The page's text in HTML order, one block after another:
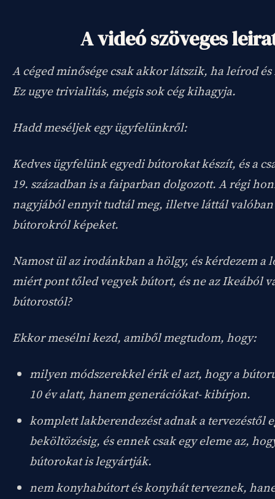
A videó szöveges
A céged minősége csak akkor látszik, ha leírod
Ez ugye trivialitás, mégis sok cég kihagyja.
Hadd meséljek egy ügyfelünkről:
Kedves ügyfelünk egyedi bútorokat készít, és a
19. században is a faiparban dolgozott. A régi
nagyjából ennyit tudtál meg, illetve láttál
bútorokról képeket.
Namost ül az irodánkban a hölgy, és kérdezem a
miért pont tőled vegyek bútort, és ne az Ikeából
bútorostól?
Ekkor mesélni kezd, amiből megtudom, hogy:
milyen módszerekkel érik el azt, hogy a
10 év alatt, hanem generációkat- kibírjon.
komplett lakberendezést adnak a tervezéstől
beköltözésig, és ennek csak egy eleme az,
bútorokat is legyártják.
nem konyhabútort és konyhát terveznek,